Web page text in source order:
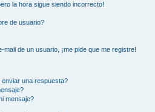
la hora sigue siendo incorrecto!
de usuario?
de un usuario, ¡me pide que me registre!
una respuesta?
mensaje?